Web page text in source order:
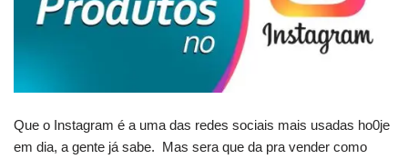
Que o Instagram é a uma das redes sociais mais usadas ho0je
em dia, a gente já sabe. Mas sera que da pra vender como